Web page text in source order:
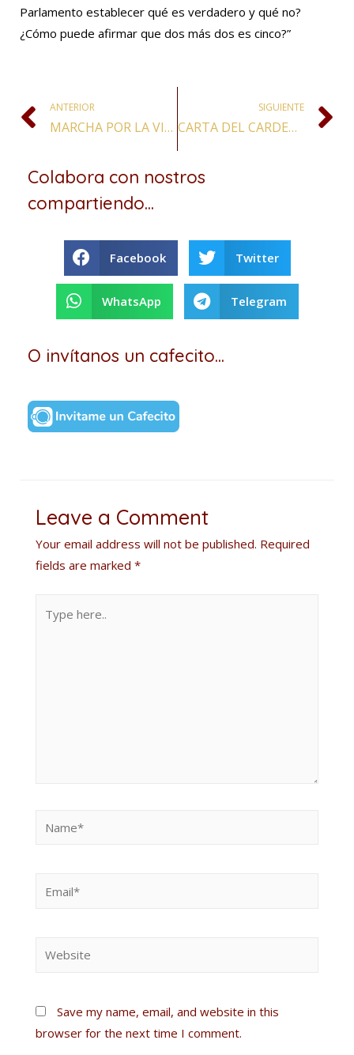
Parlamento establecer qué es verdadero y qué no?
¿Cómo puede afirmar que dos más dos es cinco?”
ANTERIOR
MARCHA POR LA VIDA
SIGUIENTE
CARTA DEL CARDENAL MARIO AURELIO POLI AL DR, HORACIO RODRIGUEZ LARRETA
Colabora con nostros
compartiendo...
Facebook Twitter
WhatsApp Telegram
O invítanos un cafecito...
Leave a Comment
Your email address will not be published. Required
fields are marked *
Save my name, email, and website in this
browser for the next time I comment.